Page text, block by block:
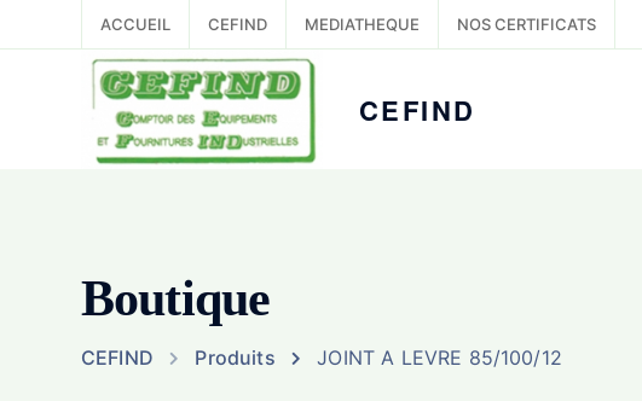
ACCUEIL CEFIND MEDIATHEQUE NOS CERTIFICATS
CEFIND
Boutique
CEFIND Produits JOINT A LEVRE 85/100/12